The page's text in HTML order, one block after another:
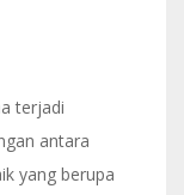
terjadi
antara
yang berupa